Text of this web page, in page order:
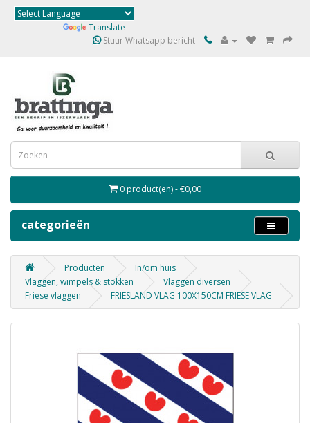
Translate
Stuur Whatsapp bericht
0 product(en) - €0,00
categorieën
Producten
In/om huis
Vlaggen, wimpels & stokken
Vlaggen diversen
Friese vlaggen
FRIESLAND VLAG 100X150CM FRIESE VLAG